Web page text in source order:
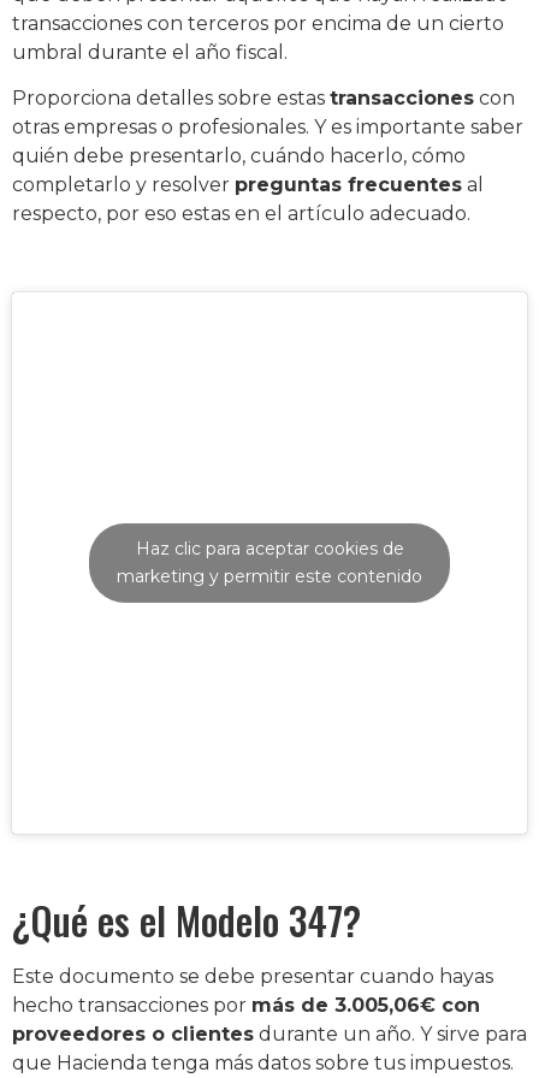
transacciones con terceros por encima de un cierto
umbral durante el año fiscal.
Proporciona detalles sobre estas transacciones con
otras empresas o profesionales. Y es importante saber
quién debe presentarlo, cuándo hacerlo, cómo
completarlo y resolver preguntas frecuentes al
respecto, por eso estas en el artículo adecuado.
Haz clic para aceptar cookies de
marketing y permitir este contenido
¿Qué es el Modelo 347?
Este documento se debe presentar cuando hayas
hecho transacciones por más de 3.005,06€ con
proveedores o clientes durante un año. Y sirve para
que Hacienda tenga más datos sobre tus impuestos.